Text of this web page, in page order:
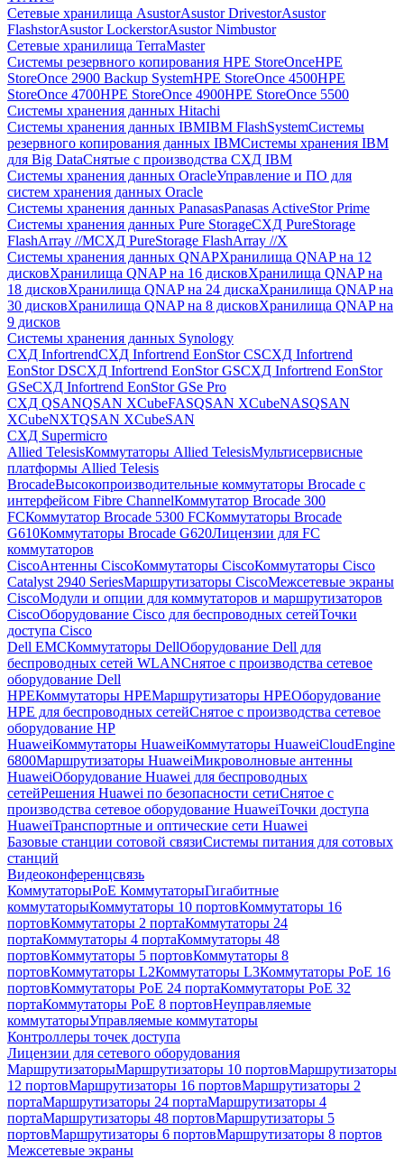
Сетевые хранилища AsustorAsustor DrivestorAsustor
FlashstorAsustor LockerstorAsustor Nimbustor
Сетевые хранилища TerraMaster
Системы резервного копирования HPE StoreOnceHPE
StoreOnce 2900 Backup SystemHPE StoreOnce 4500HPE
StoreOnce 4700HPE StoreOnce 4900HPE StoreOnce 5500
Системы хранения данных Hitachi
Системы хранения данных IBMIBM FlashSystemСистемы
резервного копирования данных IBMСистемы хранения IBM
для Big DataСнятые с производства СХД IBM
Системы хранения данных OracleУправление и ПО для
систем хранения данных Oracle
Системы хранения данных PanasasPanasas ActiveStor Prime
Системы хранения данных Pure StorageСХД PureStorage
FlashArray //MСХД PureStorage FlashArray //X
Системы хранения данных QNAPХранилища QNAP на 12
дисковХранилища QNAP на 16 дисковХранилища QNAP на
18 дисковХранилища QNAP на 24 дискаХранилища QNAP на
30 дисковХранилища QNAP на 8 дисковХранилища QNAP на
9 дисков
Системы хранения данных Synology
СХД InfortrendСХД Infortrend EonStor CSСХД Infortrend
EonStor DSСХД Infortrend EonStor GSСХД Infortrend EonStor
GSeСХД Infortrend EonStor GSe Pro
СХД QSANQSAN XCubeFASQSAN XCubeNASQSAN
XCubeNXTQSAN XCubeSAN
СХД Supermicro
Allied TelesisКоммутаторы Allied TelesisМультисервисные
платформы Allied Telesis
BrocadeВысокопроизводительные коммутаторы Brocade с
интерфейсом Fibre ChannelКоммутатор Brocade 300
FCКоммутатор Brocade 5300 FCКоммутаторы Brocade
G610Коммутаторы Brocade G620Лицензии для FC
коммутаторов
CiscoАнтенны CiscoКоммутаторы CiscoКоммутаторы Cisco
Catalyst 2940 SeriesМаршрутизаторы CiscoМежсетевые экраны
CiscoМодули и опции для коммутаторов и маршрутизаторов
CiscoОборудование Cisco для беспроводных сетейТочки
доступа Cisco
Dell EMCКоммутаторы DellОборудование Dell для
беспроводных сетей WLANСнятое с производства сетевое
оборудование Dell
HPEКоммутаторы HPEМаршрутизаторы HPEОборудование
HPE для беспроводных сетейСнятое с производства сетевое
оборудование HP
HuaweiКоммутаторы HuaweiКоммутаторы HuaweiCloudEngine
6800Маршрутизаторы HuaweiМикроволновые антенны
HuaweiОборудование Huawei для беспроводных
сетейРешения Huawei по безопасности сетиСнятое с
производства сетевое оборудование HuaweiТочки доступа
HuaweiТранспортные и оптические сети Huawei
Базовые станции сотовой связиСистемы питания для сотовых
станций
Видеоконференцсвязь
КоммутаторыPoE КоммутаторыГигабитные
коммутаторыКоммутаторы 10 портовКоммутаторы 16
портовКоммутаторы 2 портаКоммутаторы 24
портаКоммутаторы 4 портаКоммутаторы 48
портовКоммутаторы 5 портовКоммутаторы 8
портовКоммутаторы L2Коммутаторы L3Коммутаторы PoE 16
портовКоммутаторы PoE 24 портаКоммутаторы PoE 32
портаКоммутаторы PoE 8 портовНеуправляемые
коммутаторыУправляемые коммутаторы
Контроллеры точек доступа
Лицензии для сетевого оборудования
МаршрутизаторыМаршрутизаторы 10 портовМаршрутизаторы
12 портовМаршрутизаторы 16 портовМаршрутизаторы 2
портаМаршрутизаторы 24 портаМаршрутизаторы 4
портаМаршрутизаторы 48 портовМаршрутизаторы 5
портовМаршрутизаторы 6 портовМаршрутизаторы 8 портов
Межсетевые экраны